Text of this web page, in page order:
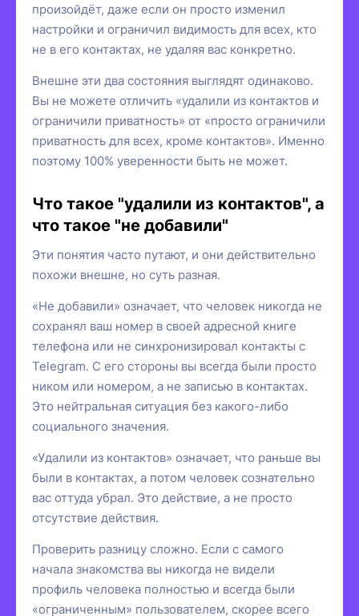
произойдёт, даже если он просто изменил
настройки и ограничил видимость для всех, кто
не в его контактах, не удаляя вас конкретно.
Внешне эти два состояния выглядят одинаково.
Вы не можете отличить «удалили из контактов и
ограничили приватность» от «просто ограничили
приватность для всех, кроме контактов». Именно
поэтому 100% уверенности быть не может.
Что такое "удалили из контактов", а
что такое "не добавили"
Эти понятия часто путают, и они действительно
похожи внешне, но суть разная.
«Не добавили» означает, что человек никогда не
сохранял ваш номер в своей адресной книге
телефона или не синхронизировал контакты с
Telegram. С его стороны вы всегда были просто
ником или номером, а не записью в контактах.
Это нейтральная ситуация без какого-либо
социального значения.
«Удалили из контактов» означает, что раньше вы
были в контактах, а потом человек сознательно
вас оттуда убрал. Это действие, а не просто
отсутствие действия.
Проверить разницу сложно. Если с самого
начала знакомства вы никогда не видели
профиль человека полностью и всегда были
«ограниченным» пользователем, скорее всего